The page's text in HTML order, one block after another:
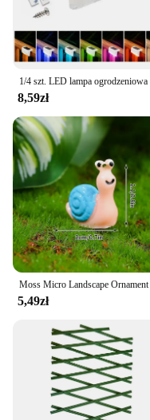
8,59zł
5,49zł